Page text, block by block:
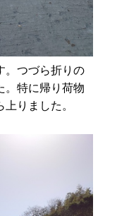
。つづら折りの
。特に帰り荷物
りました。